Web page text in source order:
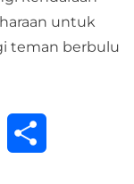
untuk
teman berbulu
Email